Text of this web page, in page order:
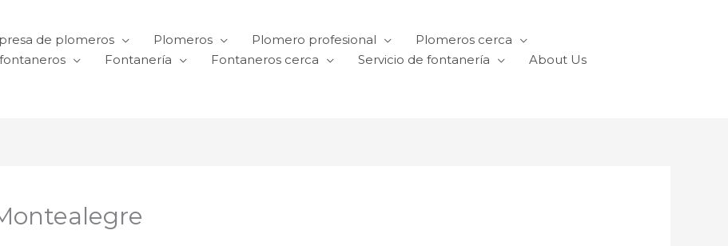
de plomeros Plomeros Plomero profesional
Plomeros cerca
Fontanería Fontaneros cerca Servicio de fontanería
About Us